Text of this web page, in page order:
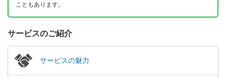
こともあります。
サービスのご紹介
サービスの魅力